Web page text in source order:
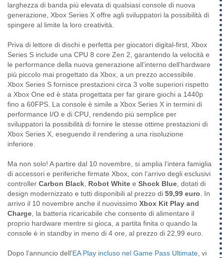
larghezza di banda più elevata di qualsiasi console di nuova
generazione, Xbox Series X offre agli sviluppatori la possibilità di
spingere al limite la loro creatività.
Priva di lettore di dischi e perfetta per giocatori digital-first, Xbox
Series S include una CPU 8 core Zen 2, garantendo la velocità e
le performance della nuova generazione all’interno dell’hardware
più piccolo mai progettato da Xbox, a un prezzo accessibile.
Xbox Series S fornisce prestazioni circa 3 volte superiori rispetto
a Xbox One ed è stata progettata per far girare giochi a 1440p
fino a 60FPS. La console è simile a Xbox Series X in termini di
performance I/O e di CPU, rendendo più semplice per
sviluppatori la possibilità di fornire le stesse ottime prestazioni di
Xbox Series X, eseguendo il rendering a una risoluzione
inferiore.
Ma non solo! A partire dal 10 novembre, si amplia l’intera famiglia
di accessori e periferiche firmate Xbox, con l’arrivo degli esclusivi
controller Carbon Black Robot White e Shock Blue , dotati di
design modernizzato e tutti disponibili al prezzo di 59,99 euro . In
arrivo il 10 novembre anche il nuovissimo Xbox Kit Play and
Charge , la batteria ricaricabile che consente di alimentare il
proprio hardware mentre si gioca, a partita finita o quando la
console è in standby in meno di 4 ore, al prezzo di 22,99 euro.
Dopo l'annuncio dell'EA Play incluso nel Game Pass Ultimate , vi